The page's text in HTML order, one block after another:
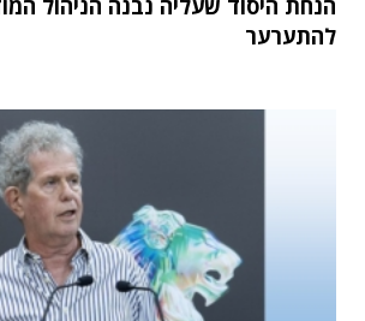
להתערער